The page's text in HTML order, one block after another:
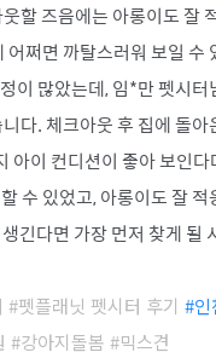
할 즈음에는 아롱이도 잘
쩌면 까탈스러워 보일 수
이 많았는데, 임*만 펫시터
다. 체크아웃 후 집에 돌아
아이 컨디션이 좋아 보인다
수 있었고, 아롱이도 잘 적
긴다면 가장 먼저 찾게 될
펫플래닛 펫시터 후기 #
#강아지돌봄 #믹스견